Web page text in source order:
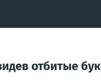
отбитые